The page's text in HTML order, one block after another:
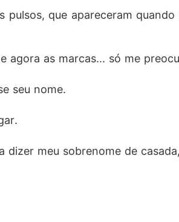
que apareceram
agora as marcas... só me
seu nome.
meu sobrenome de